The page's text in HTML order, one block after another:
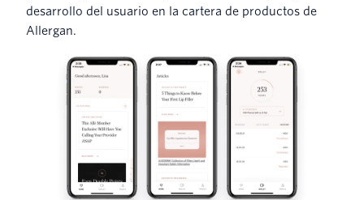
desarrollo del usuario en la cartera de productos de
Allergan.